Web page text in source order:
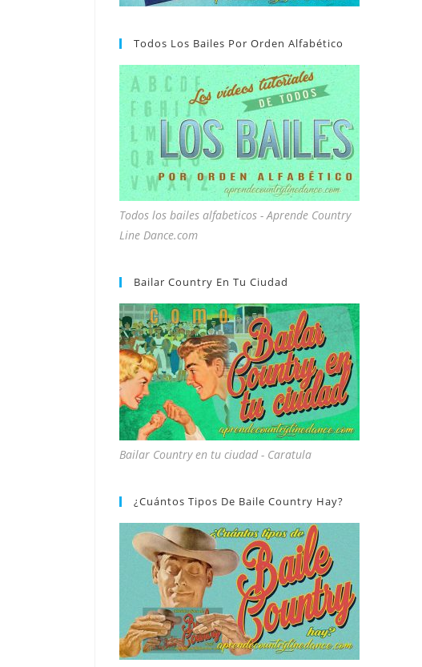
Todos Los Bailes Por Orden Alfabético
Todos los bailes alfabeticos - Aprende Country
Line Dance.com
Bailar Country En Tu Ciudad
Bailar Country en tu ciudad - Caratula
¿Cuántos Tipos De Baile Country Hay?